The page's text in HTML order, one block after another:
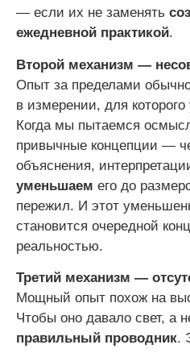
— если их не заменять
ежедневной практикой.
Второй механизм —
Опыт за пределами
в измерении, для
Когда мы пытаемся
привычные концепции —
объяснения,
уменьшаем его до
пережил. И этот
становится очередной
реальностью.
Третий механизм —
Мощный опыт похож на
Чтобы оно давало свет, а
правильный проводник.